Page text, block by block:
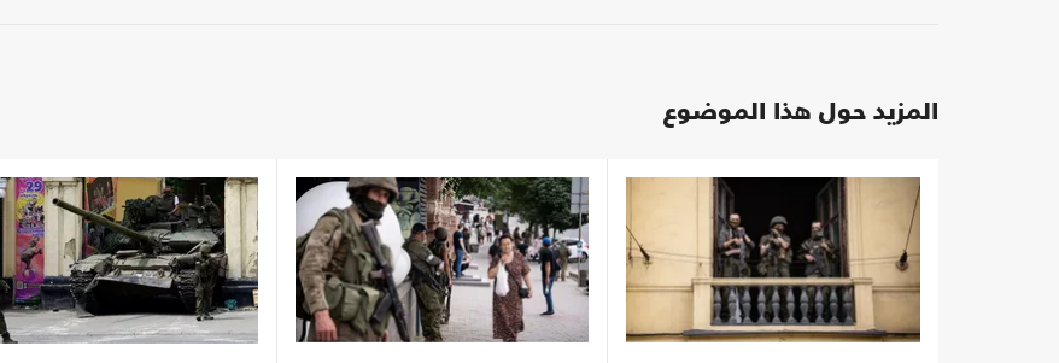
المزيد حول هذا الموضوع